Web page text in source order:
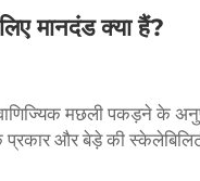
मानदंड क्या हैं?
मछली पकड़ने के
और बेड़े की
किस प्रकार की मछली का